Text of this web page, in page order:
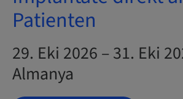
Patienten
29. Eki 2026 – 31. Eki
Almanya